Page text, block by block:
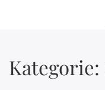
Kategorie: